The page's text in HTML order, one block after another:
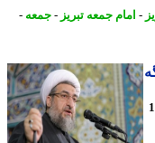
امام جمعه تبریز- جمعه-